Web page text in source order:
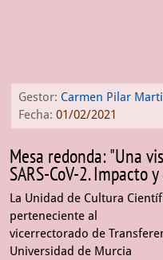
Gestor: Carmen Pilar
Fecha: 01/02/2021
Mesa redonda: "Una
SARS-CoV-2. Impacto
La Unidad de Cultura
perteneciente al
vicerrectorado de
Universidad de Murcia